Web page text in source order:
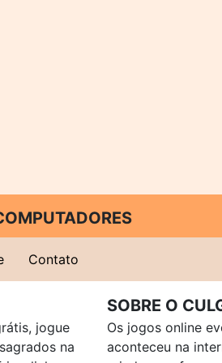
Contato
jogue
na
SOBRE O
Os jogos online
aconteceu na